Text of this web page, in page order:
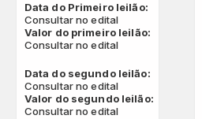
Data do Primeiro leilão:
Consultar no edital
Valor do primeiro leilão:
Consultar no edital
Data do segundo leilão:
Consultar no edital
Valor do segundo leilão:
Consultar no edital